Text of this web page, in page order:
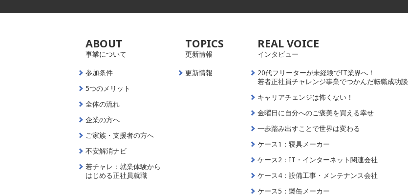
ABOUT
事業について
参加条件
5つのメリット
全体の流れ
企業の方へ
ご家族・支援者の方へ
不安解消ナビ
若チャレ：就業体験から
はじめる正社員就職
TOPICS
更新情報
更新情報
REAL VOICE
インタビュー
20代フリーターが未経験でIT業界へ！
若者正社員チャレンジ事業でつかんだ転職成功談
キャリアチェンジは怖くない！
金曜日に自分へのご褒美を買える幸せ
一歩踏み出すことで世界は変わる
ケース1：寝具メーカー
ケース2：IT・インターネット関連会社
ケース4：設備工事・メンテナンス会社
ケース5：製缶メーカー